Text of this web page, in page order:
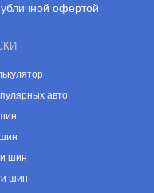
офертой
авто
шин
шин